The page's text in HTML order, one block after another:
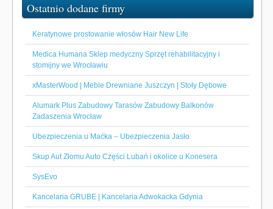
Ostatnio dodane firmy
Keratynowe prostowanie włosów Hair New Life
Medica Humana Sklep medyczny Sprzęt rehabilitacyjny i
stomijny we Wrocławiu
xMasterWood | Meble Drewniane Juszczyn | Stoły Dębowe
Alumark Plus Zabudowy Tarasów Zabudowy Balkonów
Zadaszenia Wrocław
Ubezpieczenia u Maćka – Ubezpieczenia Jasło
Skup Aut Złomu Auto Części Lubań i okolice u Konesera
SysEvo
Kancelaria GRUBE | Kancelaria Adwokacka Gdynia